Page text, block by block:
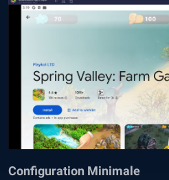
Configuration Minimale